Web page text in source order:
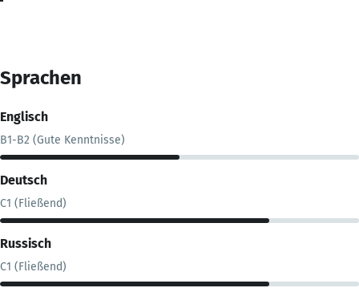
Sprachen
Englisch
B1-B2 (Gute Kenntnisse)
Deutsch
C1 (Fließend)
Russisch
C1 (Fließend)